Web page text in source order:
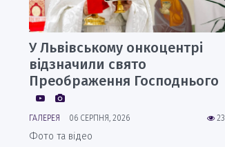
У Львівському онкоцентрі
відзначили свято
Преображення Господнього
23
ГАЛЕРЕЯ 06 СЕРПНЯ, 2026
Фото та відео